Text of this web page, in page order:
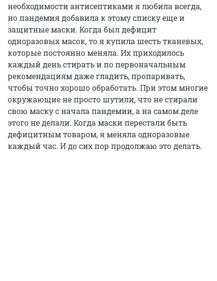
необходимости антисептиками я любила всегда,
но пандемия добавила к этому списку еще и
защитные маски. Когда был дефицит
одноразовых масок, то я купила шесть тканевых,
которые постоянно меняла. Их приходилось
каждый день стирать и по первоначальным
рекомендациям даже гладить, пропаривать,
чтобы точно хорошо обработать. При этом многие
окружающие не просто шутили, что не стирали
свою маску с начала пандемии, а на самом деле
этого не делали. Когда маски перестали быть
дефицитным товаром, я меняла одноразовые
каждый час. И до сих пор продолжаю это делать.